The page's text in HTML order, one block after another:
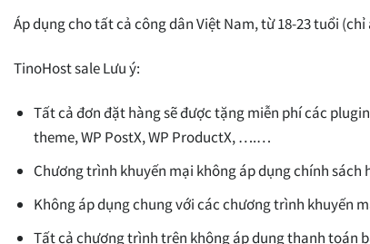
Áp dụng cho tất cả công dân Việt Nam, từ 18-23 tuổi
TinoHost sale Lưu ý:
Tất cả đơn đặt hàng sẽ được tặng miễn phí các
theme, WP PostX, WP ProductX, ….…
Chương trình khuyến mại không áp dụng chính sách
Không áp dụng chung với các chương trình khuyến
Tất cả chương trình trên không áp dụng thanh toán